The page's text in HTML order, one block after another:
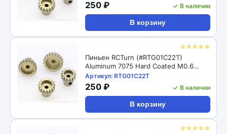
250 ₽ ✓ В наличии
В корзину
☆☆☆☆☆
Пиньен RCTurn (#RTG01C22T)
Aluminum 7075 Hard Coated M0.6
Motor Pinions Gear - Ti Gold
Артикул: RTG01C22T
250 ₽ ✓ В наличии
В корзину
☆☆☆☆☆